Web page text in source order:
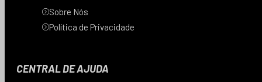
Sobre Nós
Política de Privacidade
CENTRAL DE AJUDA